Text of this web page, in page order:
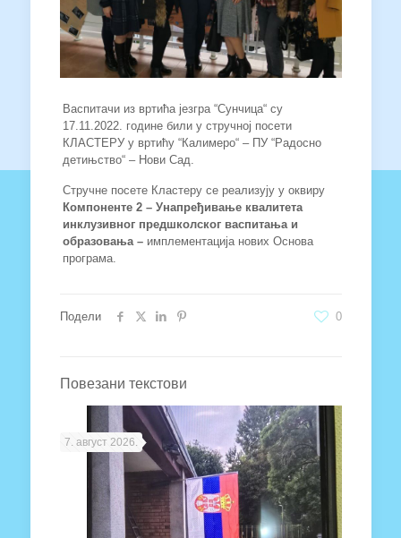
Васпитачи из вртића језгра “Сунчица“ су
17.11.2022. године били у стручној посети
КЛАСТЕРУ у вртићу “Калимеро“ – ПУ “Радосно
детињство“ – Нови Сад.
Стручне посете Кластеру се реализују у оквиру
Компоненте 2 – Унапређивање квалитета
инклузивног предшколског васпитања и
образовања – имплементација нових Основа
програма.
Подели 0
Повезани текстови
7. август 2026.